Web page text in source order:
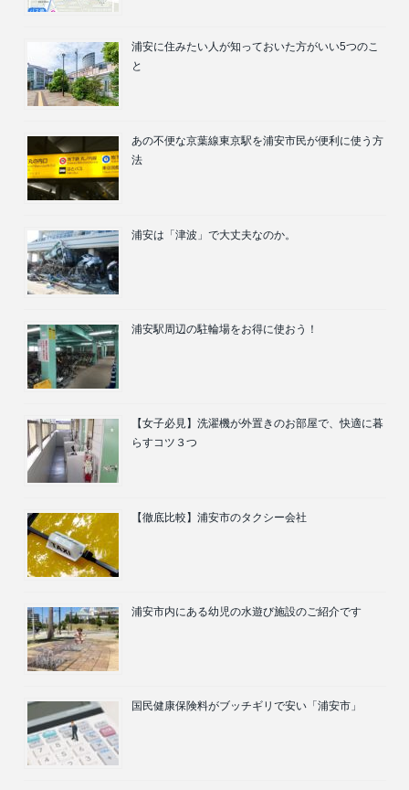
浦安に住みたい人が知っておいた方がいい5つのこ
と
あの不便な京葉線東京駅を浦安市民が便利に使う方
法
浦安は「津波」で大丈夫なのか。
浦安駅周辺の駐輪場をお得に使おう！
【女子必見】洗濯機が外置きのお部屋で、快適に暮
らすコツ３つ
【徹底比較】浦安市のタクシー会社
浦安市内にある幼児の水遊び施設のご紹介です
国民健康保険料がブッチギリで安い「浦安市」